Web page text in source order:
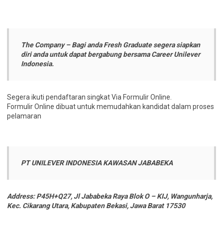
The Company – Bagi anda Fresh Graduate segera siapkan
diri anda untuk dapat bergabung bersama Career Unilever
Indonesia.
Segera ikuti pendaftaran singkat Via Formulir Online.
Formulir Online dibuat untuk memudahkan kandidat dalam proses
pelamaran
PT UNILEVER INDONESIA KAWASAN JABABEKA
Address: P45H+Q27, Jl Jababeka Raya Blok O – KIJ, Wangunharja,
Kec. Cikarang Utara, Kabupaten Bekasi, Jawa Barat 17530